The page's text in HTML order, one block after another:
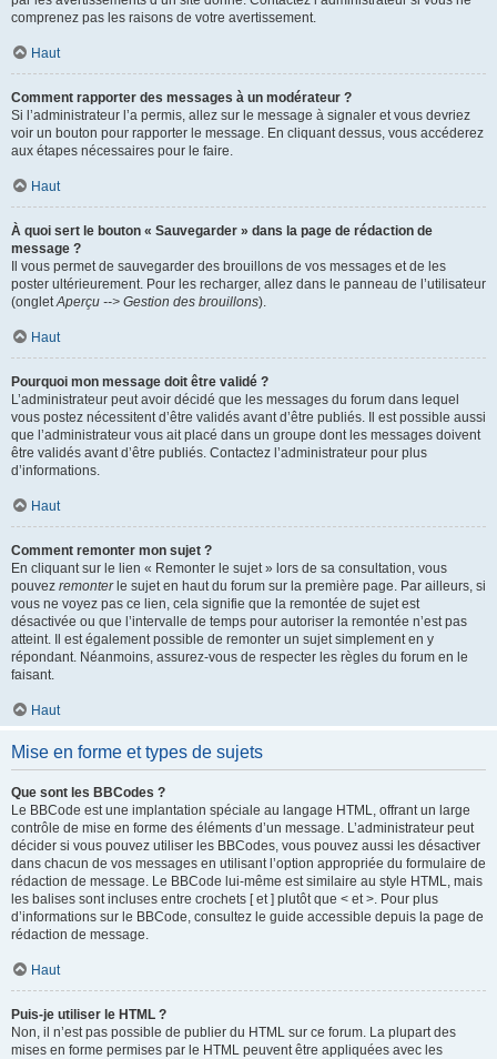
comprenez pas les raisons de votre avertissement.
Haut
Comment rapporter des messages à un modérateur ?
Si l’administrateur l’a permis, allez sur le message à signaler et vous devriez
voir un bouton pour rapporter le message. En cliquant dessus, vous accéderez
aux étapes nécessaires pour le faire.
Haut
À quoi sert le bouton « Sauvegarder » dans la page de rédaction de
message ?
Il vous permet de sauvegarder des brouillons de vos messages et de les
poster ultérieurement. Pour les recharger, allez dans le panneau de l’utilisateur
(ongletAperçu --> Gestion des brouillons).
Haut
Pourquoi mon message doit être validé ?
L’administrateur peut avoir décidé que les messages du forum dans lequel
vous postez nécessitent d’être validés avant d’être publiés. Il est possible aussi
que l’administrateur vous ait placé dans un groupe dont les messages doivent
être validés avant d’être publiés. Contactez l’administrateur pour plus
d’informations.
Haut
Comment remonter mon sujet ?
En cliquant sur le lien « Remonter le sujet » lors de sa consultation, vous
pouvez remonterle sujet en haut du forum sur la première page. Par ailleurs, si
vous ne voyez pas ce lien, cela signifie que la remontée de sujet est
désactivée ou que l’intervalle de temps pour autoriser la remontée n’est pas
atteint. Il est également possible de remonter un sujet simplement en y
répondant. Néanmoins, assurez-vous de respecter les règles du forum en le
faisant.
Haut
Mise en forme et types de sujets
Que sont les BBCodes ?
Le BBCode est une implantation spéciale au langage HTML, offrant un large
contrôle de mise en forme des éléments d’un message. L’administrateur peut
décider si vous pouvez utiliser les BBCodes, vous pouvez aussi les désactiver
dans chacun de vos messages en utilisant l’option appropriée du formulaire de
rédaction de message. Le BBCode lui-même est similaire au style HTML, mais
les balises sont incluses entre crochets [ et ] plutôt que < et >. Pour plus
d’informations sur le BBCode, consultez le guide accessible depuis la page de
rédaction de message.
Haut
Puis-je utiliser le HTML ?
Non, il n’est pas possible de publier du HTML sur ce forum. La plupart des
mises en forme permises par le HTML peuvent être appliquées avec les